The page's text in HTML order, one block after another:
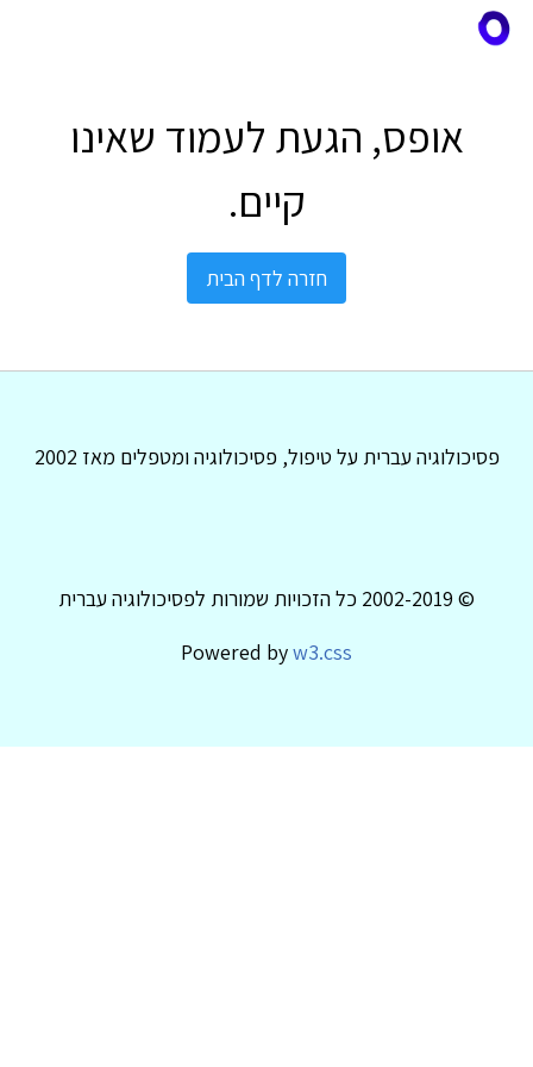
אופס, הגעת לעמוד שאינו
קיים.
חזרה לדף הבית
פסיכולוגיה עברית על טיפול, פסיכולוגיה ומטפלים מאז 2002
© 2002-2019 כל הזכויות שמורות לפסיכולוגיה עברית
Powered byw3.css